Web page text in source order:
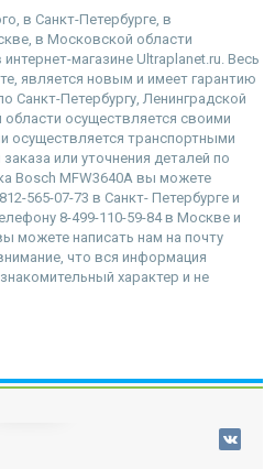
в Санкт-Петербурге, в
в Московской области
магазине Ultraplanet.ru. Весь
является новым и имеет гарантию
Санкт-Петербургу, Ленинградской
осуществляется своими
осуществляется транспортными
или уточнения деталей по
Bosch MFW3640A вы можете
565-07-73 в Санкт- Петербурге и
8-499-110-59-84 в Москве и
можете написать нам на почту
что вся информация
характер и не
наверх